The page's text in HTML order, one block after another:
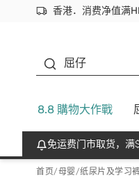
香港．消费净值满
立即成为易赏钱会
首次APP下单买满
屈仔
8.8 購物大作戰
免运费门市取货，满
首页/母婴/纸尿片及学习